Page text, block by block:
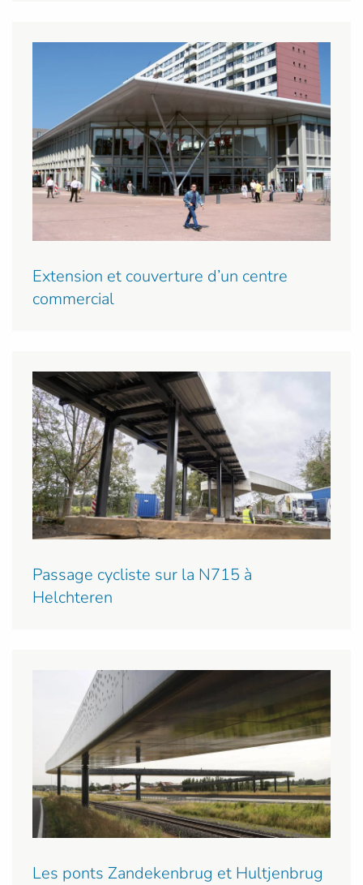
Extension et couverture d’un centre
commercial
Passage cycliste sur la N715 à
Helchteren
Les ponts Zandekenbrug et Hultjenbrug